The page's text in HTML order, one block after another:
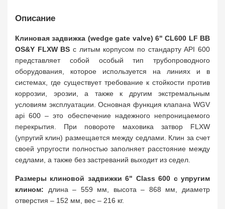
Описание
Клиновая задвижка (wedge gate valve) 6" CL600 LF BB
OS&Y FLXW BS с литым корпусом по стандарту API 600
представляет собой особый тип трубопроводного
оборудования, которое используется на линиях и в
системах, где существует требование к стойкости против
коррозии, эрозии, а также к другим экстремальным
условиям эксплуатации. Основная функция клапана WGV
api 600 – это обеспечение надежного непроницаемого
перекрытия. При повороте маховика затвор FLXW
(упругий клин) размещается между седлами. Клин за счет
своей упругости полностью заполняет расстояние между
седлами, а также без застреваний выходит из седел.
Размеры клиновой задвижки 6" Class 600 с упругим
клином: длина – 559 мм, высота – 868 мм, диаметр
отверстия – 152 мм, вес – 216 кг.